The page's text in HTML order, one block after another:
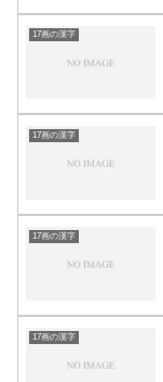
17画の漢字
17画の漢字
17画の漢字
17画の漢字